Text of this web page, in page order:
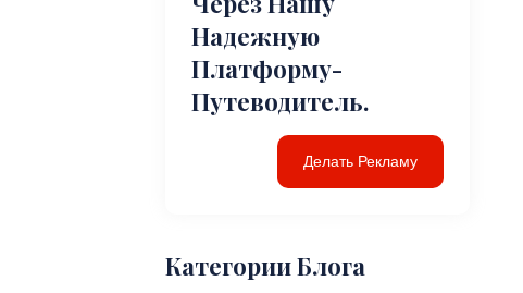
Надежную
Платформу-
Путеводитель.
Делать Рекламу
Категории Блога